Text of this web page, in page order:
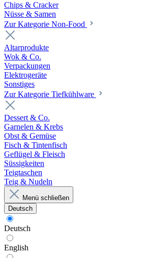
Chips & Cracker
Nüsse & Samen
Zur Kategorie Non-Food
Altarprodukte
Wok & Co.
Verpackungen
Elektrogeräte
Sonstiges
Zur Kategorie Tiefkühlware
Dessert & Co.
Garnelen & Krebs
Obst & Gemüse
Fisch & Tintenfisch
Geflügel & Fleisch
Süssigkeiten
Teigtaschen
Teig & Nudeln
Menü schließen
Deutsch
Deutsch
English